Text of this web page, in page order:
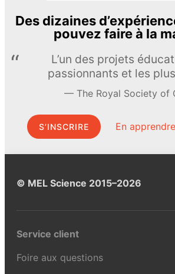
Des dizaines
pouvez faire à la
L’un des projets
passionnants et les
The Royal Society of
S’INSCRIRE En
© MEL Science 2015–2026
Service client
Foire aux questions